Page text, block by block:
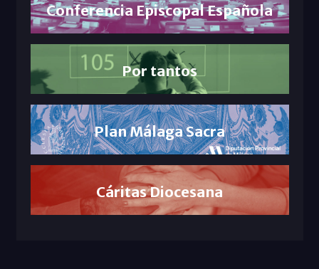
Conferencia Episcopal Española
Por tantos
Plan Málaga Sacra
Cáritas Diocesana